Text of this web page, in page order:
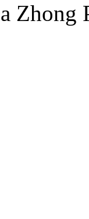
Zhong